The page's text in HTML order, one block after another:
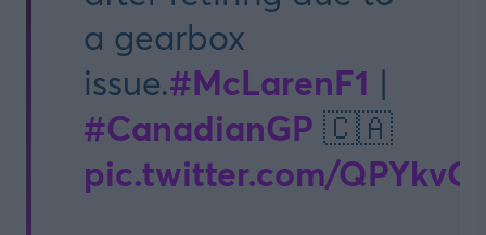
a gearbox
issue.#McLarenF1 |
#CanadianGP 🇨🇦
pic.twitter.com/